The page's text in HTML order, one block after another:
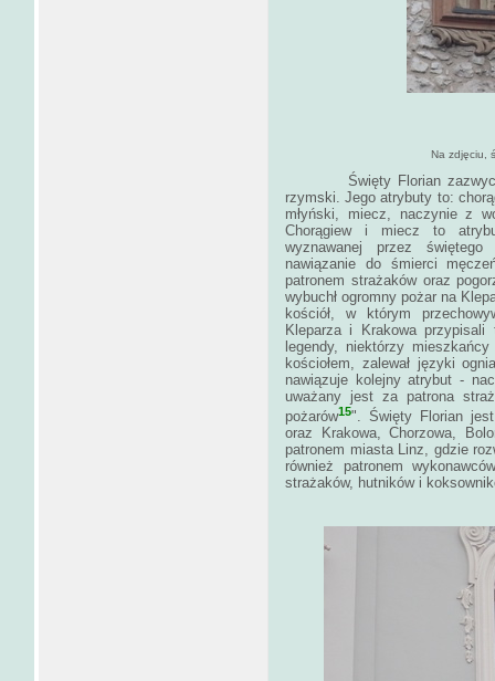
Na zdjęciu,
Święty Florian zazwyczaj
rzymski. Jego atrybuty to:
młyński, miecz, naczynie z
Chorągiew i miecz to
wyznawanej przez
nawiązanie do śmierci
patronem strażaków oraz
wybuchł ogromny pożar na
kościół, w którym
Kleparza i Krakowa przypisali
legendy, niektórzy
kościołem, zalewał języki
nawiązuje kolejny atrybut -
uważany jest za patrona
pożarów15". Święty Florian
oraz Krakowa, Chorzowa,
patronem miasta Linz, gdzie
również patronem
strażaków, hutników i